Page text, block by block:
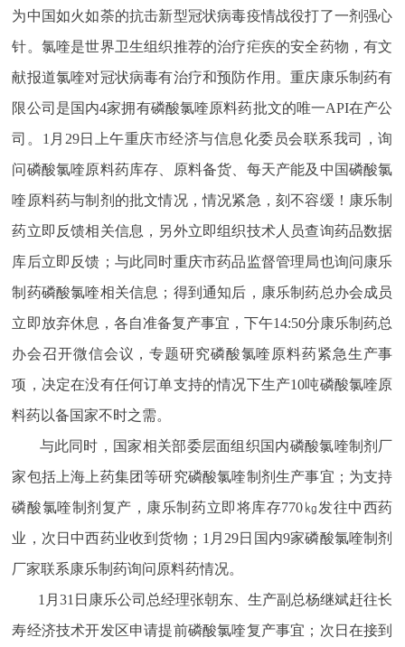
为中国如火如荼的抗击新型冠状病毒疫情战役打了一剂强心
针。氯喹是世界卫生组织推荐的治疗疟疾的安全药物，有文
献报道氯喹对冠状病毒有治疗和预防作用。重庆康乐制药有
限公司是国内4家拥有磷酸氯喹原料药批文的唯一API在产公
司。1月29日上午重庆市经济与信息化委员会联系我司，询
问磷酸氯喹原料药库存、原料备货、每天产能及中国磷酸氯
喹原料药与制剂的批文情况，情况紧急，刻不容缓！康乐制
药立即反馈相关信息，另外立即组织技术人员查询药品数据
库后立即反馈；与此同时重庆市药品监督管理局也询问康乐
制药磷酸氯喹相关信息；得到通知后，康乐制药总办会成员
立即放弃休息，各自准备复产事宜，下午14:50分康乐制药总
办会召开微信会议，专题研究磷酸氯喹原料药紧急生产事
项，决定在没有任何订单支持的情况下生产10吨磷酸氯喹原
料药以备国家不时之需。
与此同时，国家相关部委层面组织国内磷酸氯喹制剂厂
家包括上海上药集团等研究磷酸氯喹制剂生产事宜；为支持
磷酸氯喹制剂复产，康乐制药立即将库存770㎏发往中西药
业，次日中西药业收到货物；1月29日国内9家磷酸氯喹制剂
厂家联系康乐制药询问原料药情况。
1月31日康乐公司总经理张朝东、生产副总杨继斌赶往长
寿经济技术开发区申请提前磷酸氯喹复产事宜；次日在接到